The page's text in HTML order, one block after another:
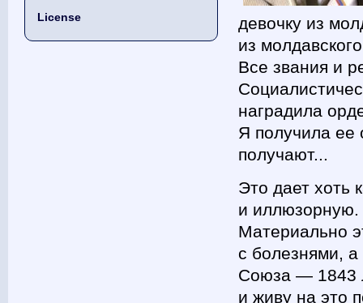
License
девочку из
из
Все звания и
наградила
Я получила ее
получают...
Это дает хоть
и иллюзорную.
Материально
с болезнями, а
Союза — 1843
и живу на это